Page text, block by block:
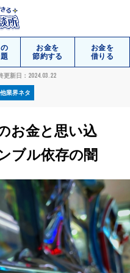
お金を
節約する
お金を
借りる
更新日：2024.03.22
業界ネタ
お金と思い込
ブル依存の闇